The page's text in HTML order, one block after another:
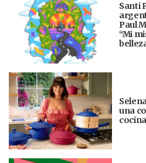
Santi
Paul
“Mi
una